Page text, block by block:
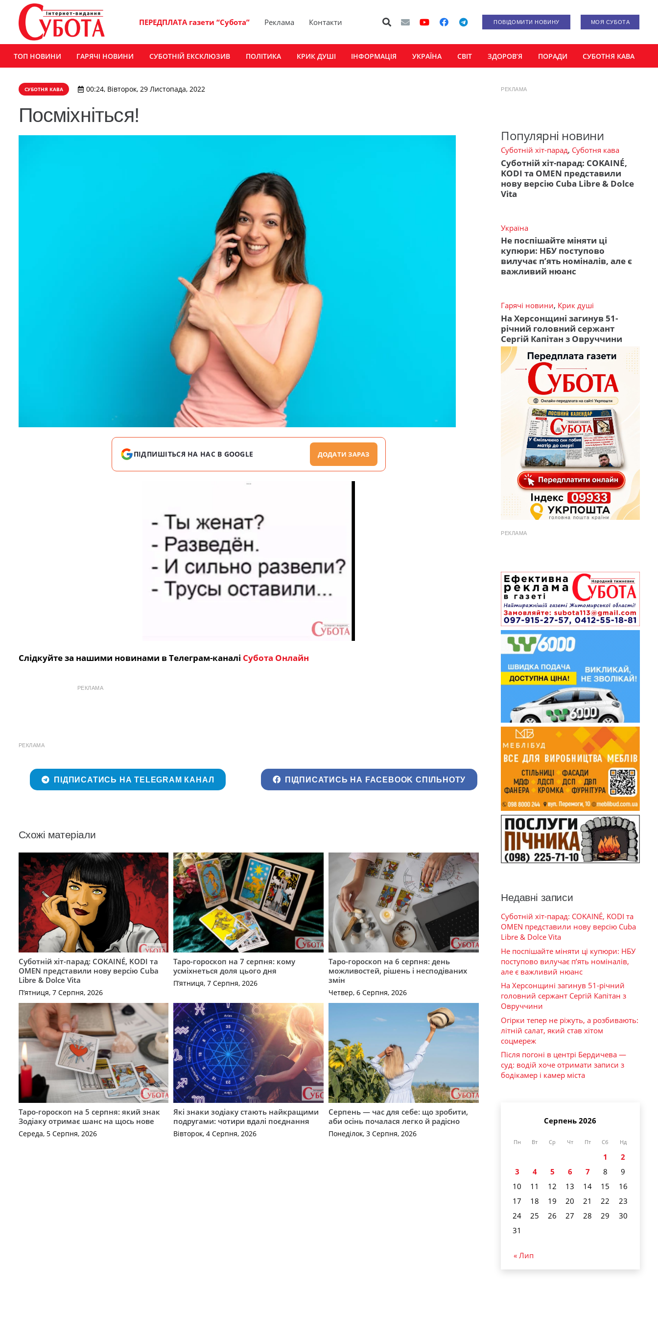
ПЕРЕДПЛАТА газети “Субота” Реклама Контакти ПОВІДОМИТИ НОВИНУ МОЯ СУБОТА
ТОП НОВИНИ ГАРЯЧІ НОВИНИ СУБОТНІЙ ЕКСКЛЮЗИВ ПОЛІТИКА КРИК ДУШІ ІНФОРМАЦІЯ УКРАЇНА СВІТ ЗДОРОВ’Я ПОРАДИ СУБОТНЯ КАВА
СУБОТНЯ КАВА 00:24, Вівторок, 29 Листопада, 2022
Посміхніться!
ПІДПИШІТЬСЯ НА НАС В GOOGLE ДОДАТИ ЗАРАЗ
Слідкуйте за нашими новинами в Телеграм-каналі Субота Онлайн
РЕКЛАМА
РЕКЛАМА
ПІДПИСАТИСЬ НА TELEGRAM КАНАЛ ПІДПИСАТИСЬ НА FACEBOOK СПІЛЬНОТУ
Схожі матеріали
Суботній хіт-парад: COKAINÉ, KODI та
OMEN представили нову версію Cuba
Libre & Dolce Vita
П’ятниця, 7 Серпня, 2026
Таро-гороскоп на 7 серпня: кому
усміхнеться доля цього дня
П’ятниця, 7 Серпня, 2026
Таро-гороскоп на 6 серпня: день
можливостей, рішень і несподіваних
змін
Четвер, 6 Серпня, 2026
Таро-гороскоп на 5 серпня: який знак
Зодіаку отримає шанс на щось нове
Середа, 5 Серпня, 2026
Які знаки зодіаку стають найкращими
подругами: чотири вдалі поєднання
Вівторок, 4 Серпня, 2026
Серпень — час для себе: що зробити,
аби осінь почалася легко й радісно
Понеділок, 3 Серпня, 2026
РЕКЛАМА
Популярні новини
Суботній хіт-парад, Суботня кава
Суботній хіт-парад: COKAINÉ,
KODI та OMEN представили
нову версію Cuba Libre & Dolce
Vita
Україна
Не поспішайте міняти ці
купюри: НБУ поступово
вилучає п’ять номіналів, але є
важливий нюанс
Гарячі новини, Крик душі
На Херсонщині загинув 51-
річний головний сержант
Сергій Капітан з Овруччини
РЕКЛАМА
Недавні записи
Суботній хіт-парад: COKAINÉ, KODI та
OMEN представили нову версію Cuba
Libre & Dolce Vita
Не поспішайте міняти ці купюри: НБУ
поступово вилучає п’ять номіналів,
але є важливий нюанс
На Херсонщині загинув 51-річний
головний сержант Сергій Капітан з
Овруччини
Огірки тепер не ріжуть, а розбивають:
літній салат, який став хітом
соцмереж
Після погоні в центрі Бердичева —
суд: водій хоче отримати записи з
бодікамер і камер міста
Серпень 2026
Пн Вт Ср Чт Пт Сб Нд
1
2
3
4 5 6 7 8
9
10
11 12 13 14 15
16
17
18 19 20 21 22
23
24
25 26 27 28 29
30
31
« Лип